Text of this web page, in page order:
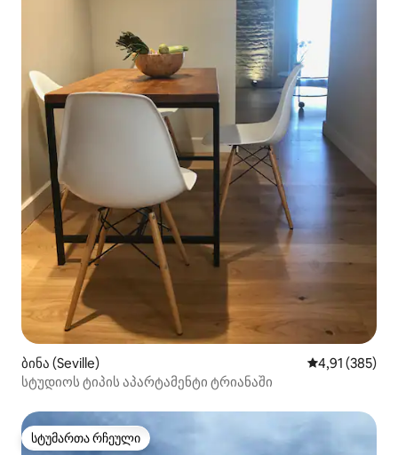
ბინა (Seville) საშუალო
4,91 (385)
სტუდიოს ტიპის აპარტამენტი ტრიანაში
სტუმართა რჩეული
სტუმართა რჩეული